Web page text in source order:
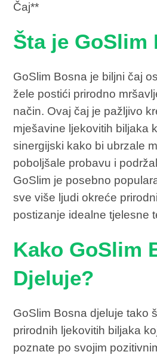
Čaj**
Šta je GoSlim
GoSlim Bosna je biljni čaj
žele postići prirodno
način. Ovaj čaj je pažljivo
mješavine ljekovitih biljaka
sinergijski kako bi ubrzale
poboljšale probavu i
GoSlim je posebno
sve više ljudi okreće
postizanje idealne tjelesne
Kako GoSlim
Djeluje?
GoSlim Bosna djeluje tako
prirodnih ljekovitih biljaka
poznate po svojim